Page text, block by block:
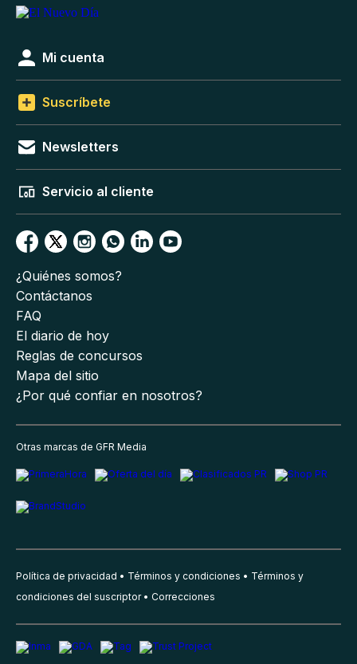
Mi cuenta
Suscríbete
Newsletters
Servicio al cliente
¿Quiénes somos?
Contáctanos
FAQ
El diario de hoy
Reglas de concursos
Mapa del sitio
¿Por qué confiar en nosotros?
Otras marcas de GFR Media
Política de privacidad Términos y condiciones
Términos y
condiciones del suscriptor
Correcciones